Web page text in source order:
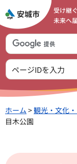
受け継
未来へ
ホーム >観光・文化
目木公園